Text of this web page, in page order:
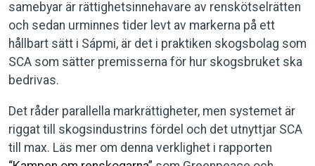
samebyar är rättighetsinnehavare av renskötselrätten
och sedan urminnes tider levt av markerna på ett
hållbart sätt i Sápmi, är det i praktiken skogsbolag som
SCA som sätter premisserna för hur skogsbruket ska
bedrivas.
Det råder parallella markrättigheter, men systemet är
riggat till skogsindustrins fördel och det utnyttjar SCA
till max. Läs mer om denna verklighet i rapporten